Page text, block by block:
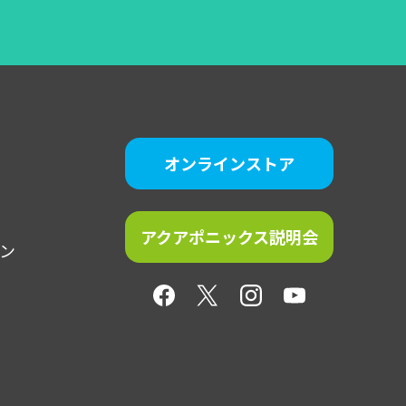
オンラインストア
アクアポニックス説明会